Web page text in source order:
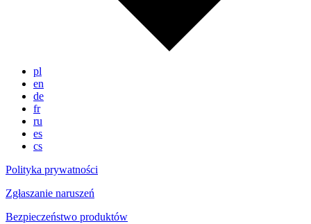
pl
en
de
fr
ru
es
cs
Polityka prywatności
Zgłaszanie naruszeń
Bezpieczeństwo produktów